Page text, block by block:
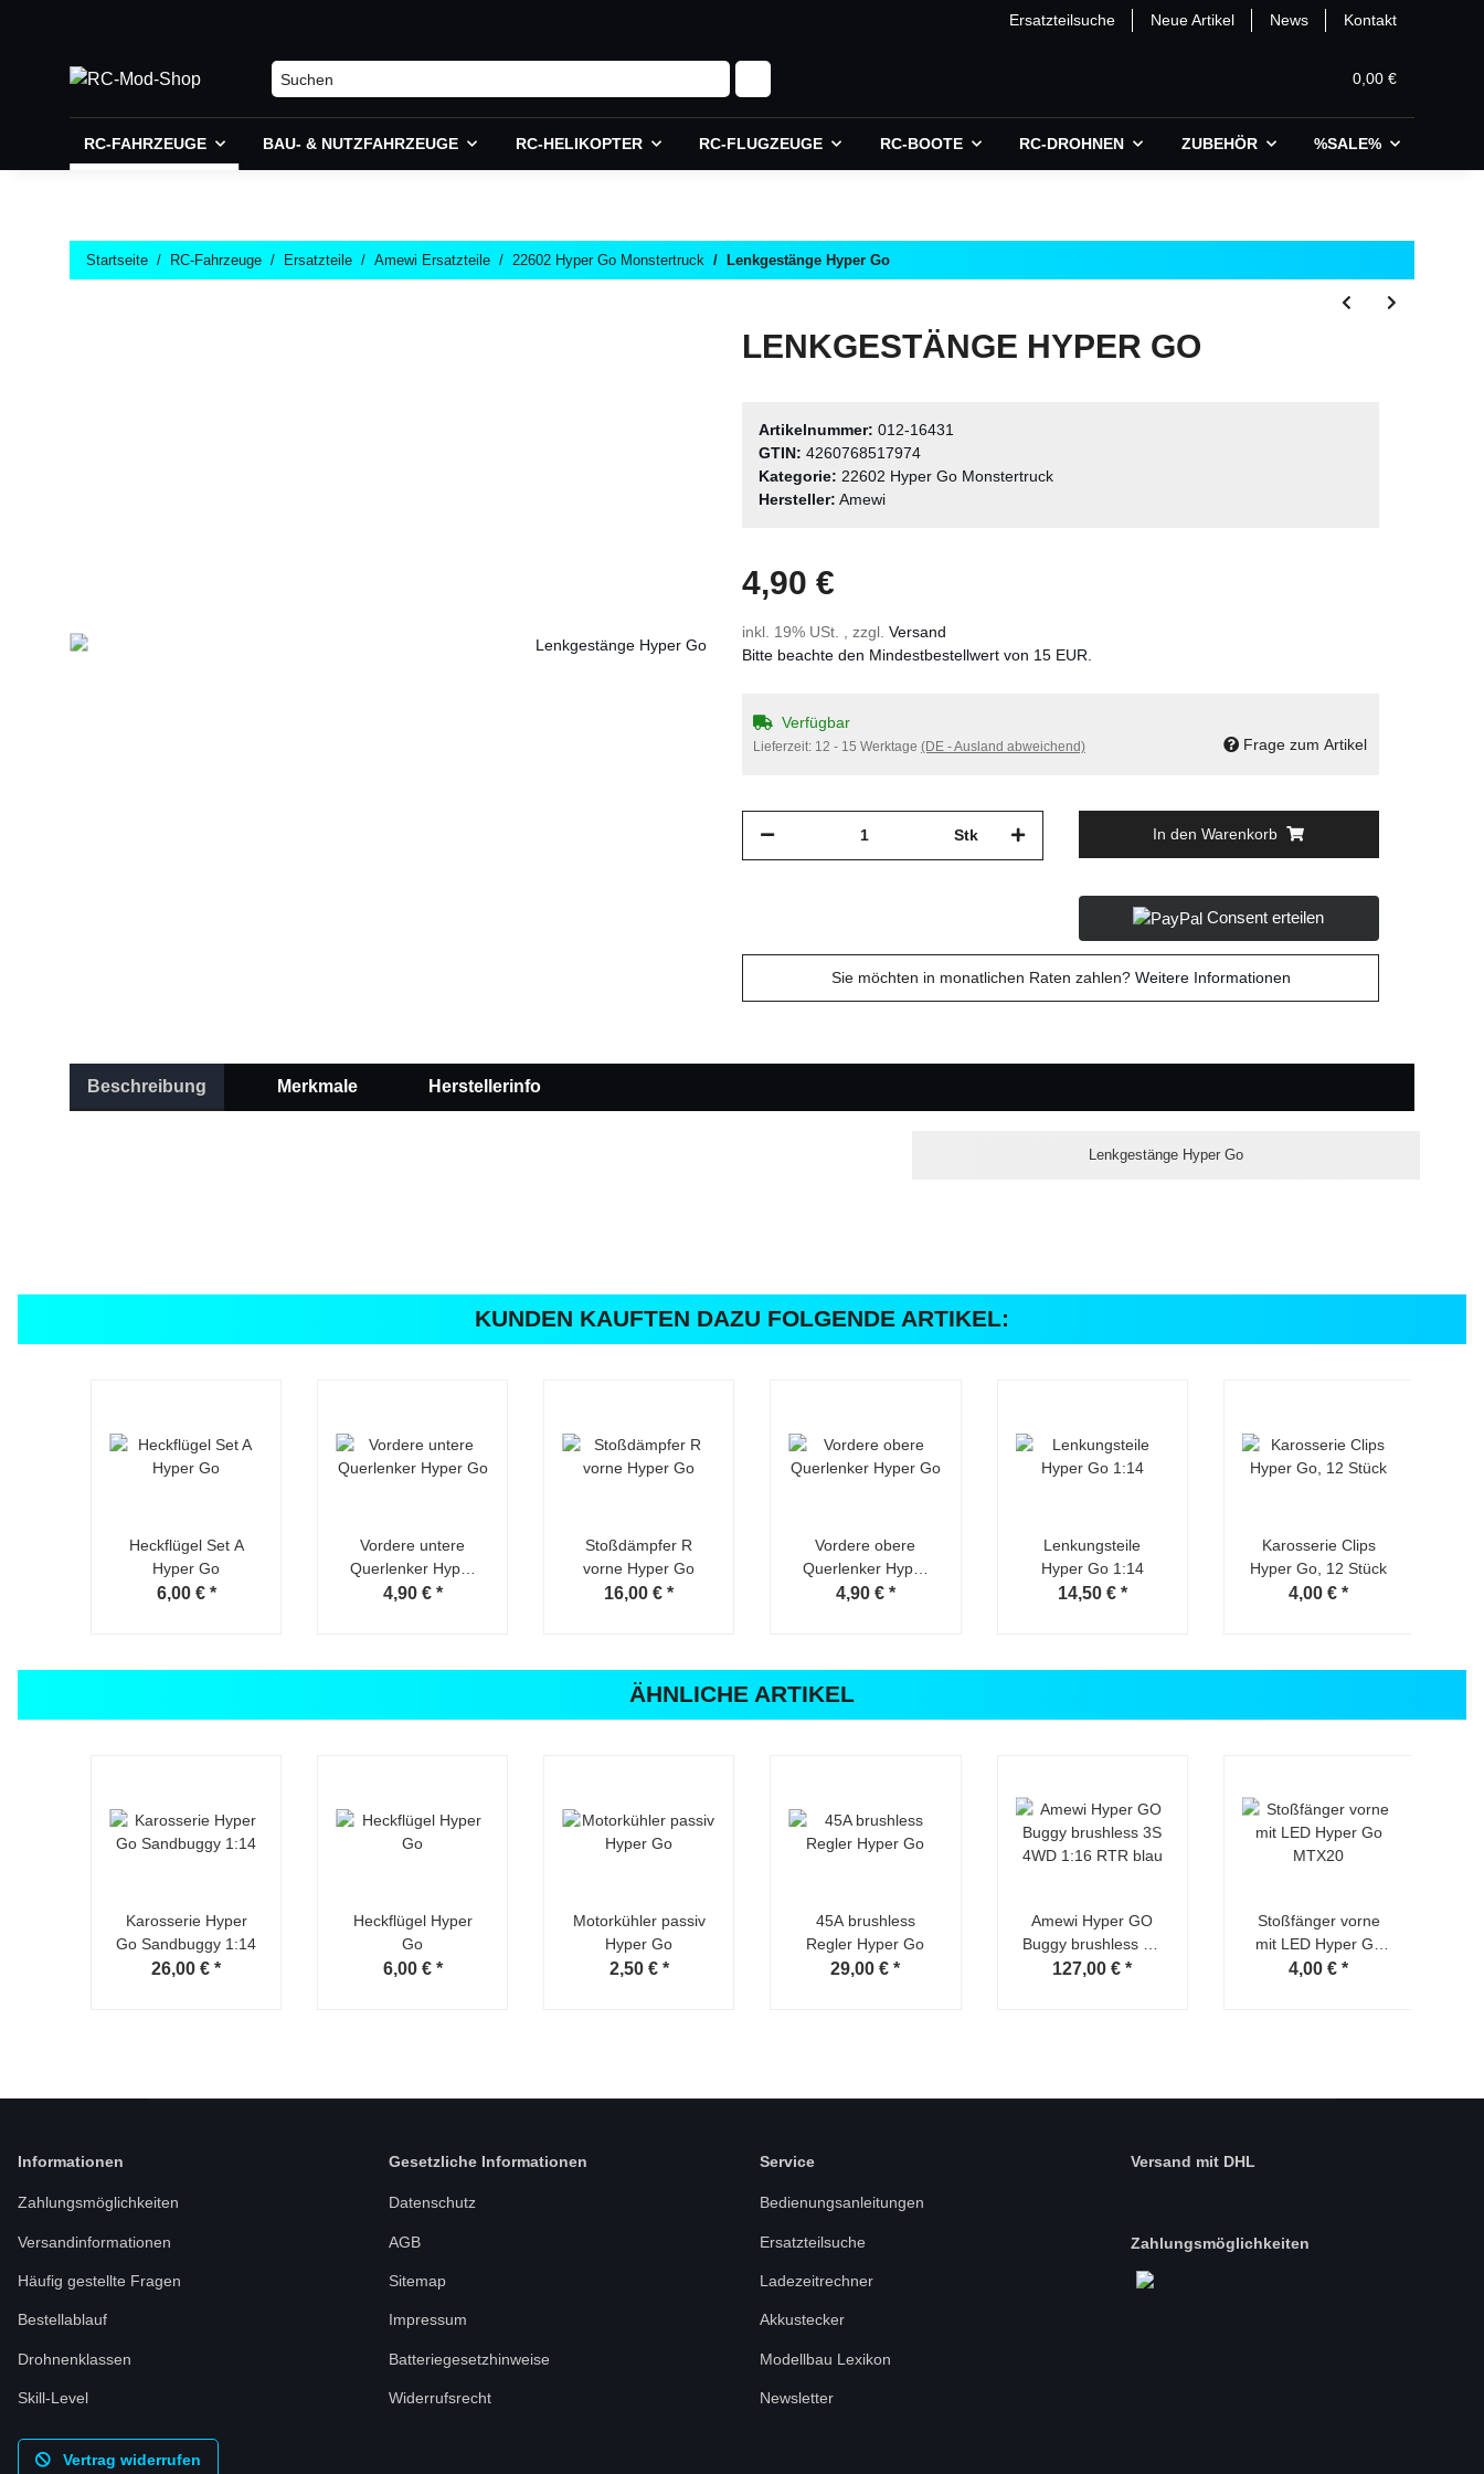
Ersatzteilsuche Neue Artikel News Kontakt
0,00 €
RC-FAHRZEUGE BAU- & NUTZFAHRZEUGE RC-HELIKOPTER RC-FLUGZEUGE RC-BOOTE RC-DROHNEN ZUBEHÖR %SALE%
Startseite RC-Fahrzeuge Ersatzteile Amewi Ersatzteile 22602 Hyper Go Monstertruck Lenkgestänge Hyper Go
LENKGESTÄNGE HYPER GO
Artikelnummer: 012-16431
GTIN: 4260768517974
Kategorie: 22602 Hyper Go Monstertruck
Hersteller: Amewi
4,90 €
inkl. 19% USt. , zzgl. Versand
Bitte beachte den Mindestbestellwert von 15 EUR.
Verfügbar
Lieferzeit: 12 - 15 Werktage (DE - Ausland abweichend) Frage zum Artikel
Stk In den Warenkorb
Consent erteilen
Sie möchten in monatlichen Raten zahlen? Weitere Informationen
Beschreibung Merkmale Herstellerinfo
Lenkgestänge Hyper Go
KUNDEN KAUFTEN DAZU FOLGENDE ARTIKEL:
Heckflügel Set A
Hyper Go
6,00 € *
Vordere untere
Querlenker Hyper
Go
4,90 € *
Stoßdämpfer R
vorne Hyper Go
16,00 €*
Vordere obere
Querlenker Hyper
Go
4,90 € *
Lenkungsteile
Hyper Go 1:14
14,50 € *
Karosserie Clips
Hyper Go, 12 Stück
4,00 €*
ÄHNLICHE ARTIKEL
Karosserie Hyper
Go Sandbuggy 1:14
26,00 €*
Heckflügel Hyper
Go
6,00 € *
Motorkühler passiv
Hyper Go
2,50 € *
45A brushless
Regler Hyper Go
29,00 €*
Amewi Hyper GO
Buggy brushless 3S
4WD 1:16 RTR blau
127,00 €*
Stoßfänger vorne
mit LED Hyper Go
MTX20
4,00 €*
Informationen
Zahlungsmöglichkeiten
Versandinformationen
Häufig gestellte Fragen
Bestellablauf
Drohnenklassen
Skill-Level
Gesetzliche Informationen
Datenschutz
AGB
Sitemap
Impressum
Batteriegesetzhinweise
Widerrufsrecht
Service
Bedienungsanleitungen
Ersatzteilsuche
Ladezeitrechner
Akkustecker
Modellbau Lexikon
Newsletter
Versand mit DHL
Zahlungsmöglichkeiten
Vertrag widerrufen